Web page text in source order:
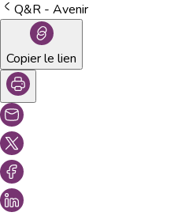
Q&R - Avenir
Copier le lien